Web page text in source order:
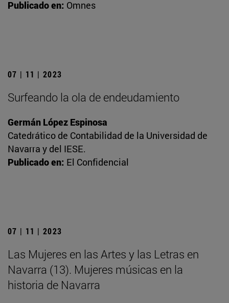
Publicado en: Omnes
07 | 11 | 2023
Surfeando la ola de endeudamiento
Germán López Espinosa
Catedrático de Contabilidad de la Universidad de
Navarra y del IESE.
Publicado en: El Confidencial
07 | 11 | 2023
Las Mujeres en las Artes y las Letras en
Navarra (13). Mujeres músicas en la
historia de Navarra